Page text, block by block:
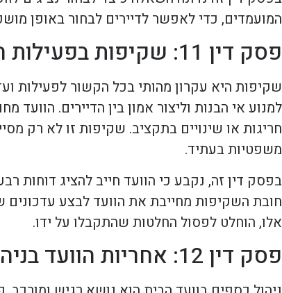
המועמדים, כדי לאפשר לדיירים לבחור באופן
פסק דין 11: שקיפות בפעילות הוועד
שקיפות היא עקרון מהותי בכל הקשור לפעילות
למנוע אי הבנות וליצור אמון בין הדיירים.
חריגות או שינויים בתקציב. שקיפות זו לא רק
משפטיות בעתיד.
בפסק דין זה, נקבע כי הוועד חייב להציג דוחות
חובת השקיפות מחייבת את הוועד לבצע
אלו, הוחלט לפסול החלטות שהתקבלו על ידו.
פסק דין 12: אחריות הוועד בניהול כספים